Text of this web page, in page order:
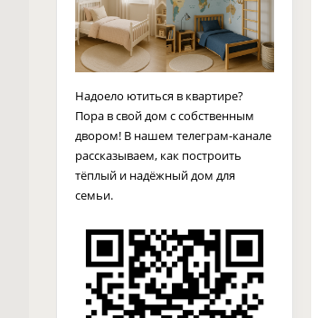
Надоело ютиться в квартире?
Пора в свой дом с собственным
двором! В нашем телеграм-канале
рассказываем, как построить
тёплый и надёжный дом для
семьи.